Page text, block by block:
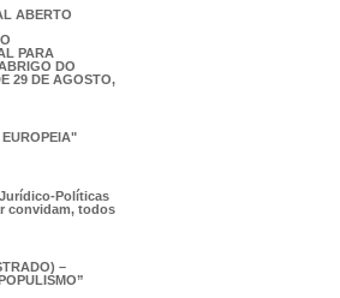
ABERTO
PARA
DO
29 DE AGOSTO,
Políticas
convidam, todos
–